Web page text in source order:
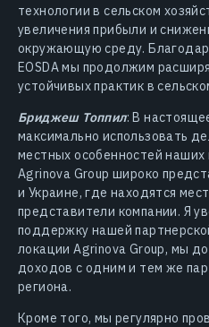
технологии в сельском
увеличения прибыли и
окружающую среду.
EOSDA мы продолжим
устойчивых практик в
Бриджеш Топпил: В
максимально использовать
местных особенностей наших
Agrinova Group широко
и Украине, где находятся
представители компании. Я
поддержку нашей
локации Agrinova Group, мы
доходов с одним и тем же
региона.
Кроме того, мы регулярно